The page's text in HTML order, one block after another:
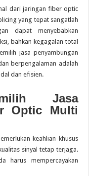
dari jaringan fiber optic
yang tepat sangatlah
dapat menyebabkan
bahkan kegagalan total
jasa penyambungan
berpengalaman adalah
dan efisien.
Jasa
Optic Multi
keahlian khusus
sinyal tetap terjaga.
harus mempercayakan